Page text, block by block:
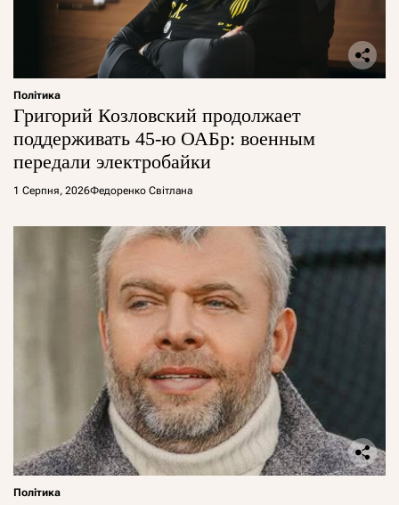
Політика
Григорий Козловский продолжает
поддерживать 45-ю ОАБр: военным
передали электробайки
1 Серпня, 2026Федоренко Світлана
Політика